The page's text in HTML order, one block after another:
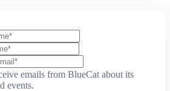
emails from BlueCat about its
events.